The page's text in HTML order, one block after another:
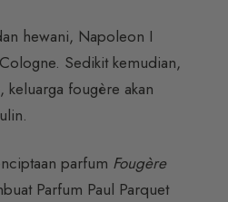
hewani, Napoleon I
Sedikit kemudian,
keluarga fougère akan
parfum Fougère
Parfum Paul Parquet